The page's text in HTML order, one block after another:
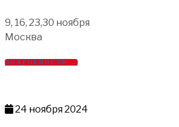
9, 16, 23,30 ноября
Москва
ПОДРОБНОСТИ →
24 ноября 2024